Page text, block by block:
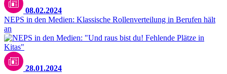
08.02.2024
NEPS in den Medien: Klassische Rollenverteilung in Berufen hält
an
28.01.2024